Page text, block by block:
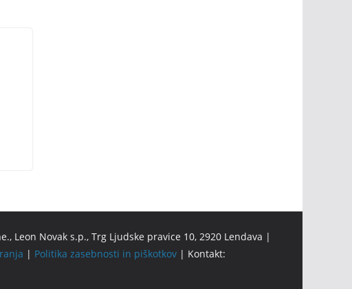
Leon Novak s.p., Trg Ljudske pravice 10, 2920 Lendava |
| Politika zasebnosti in piškotkov | Kontakt: